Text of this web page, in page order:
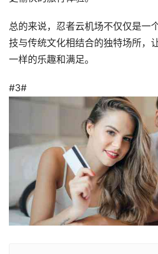
总的来说，忍者云机场不仅仅是一
技与传统文化相结合的独特场所，
一样的乐趣和满足。
#3#